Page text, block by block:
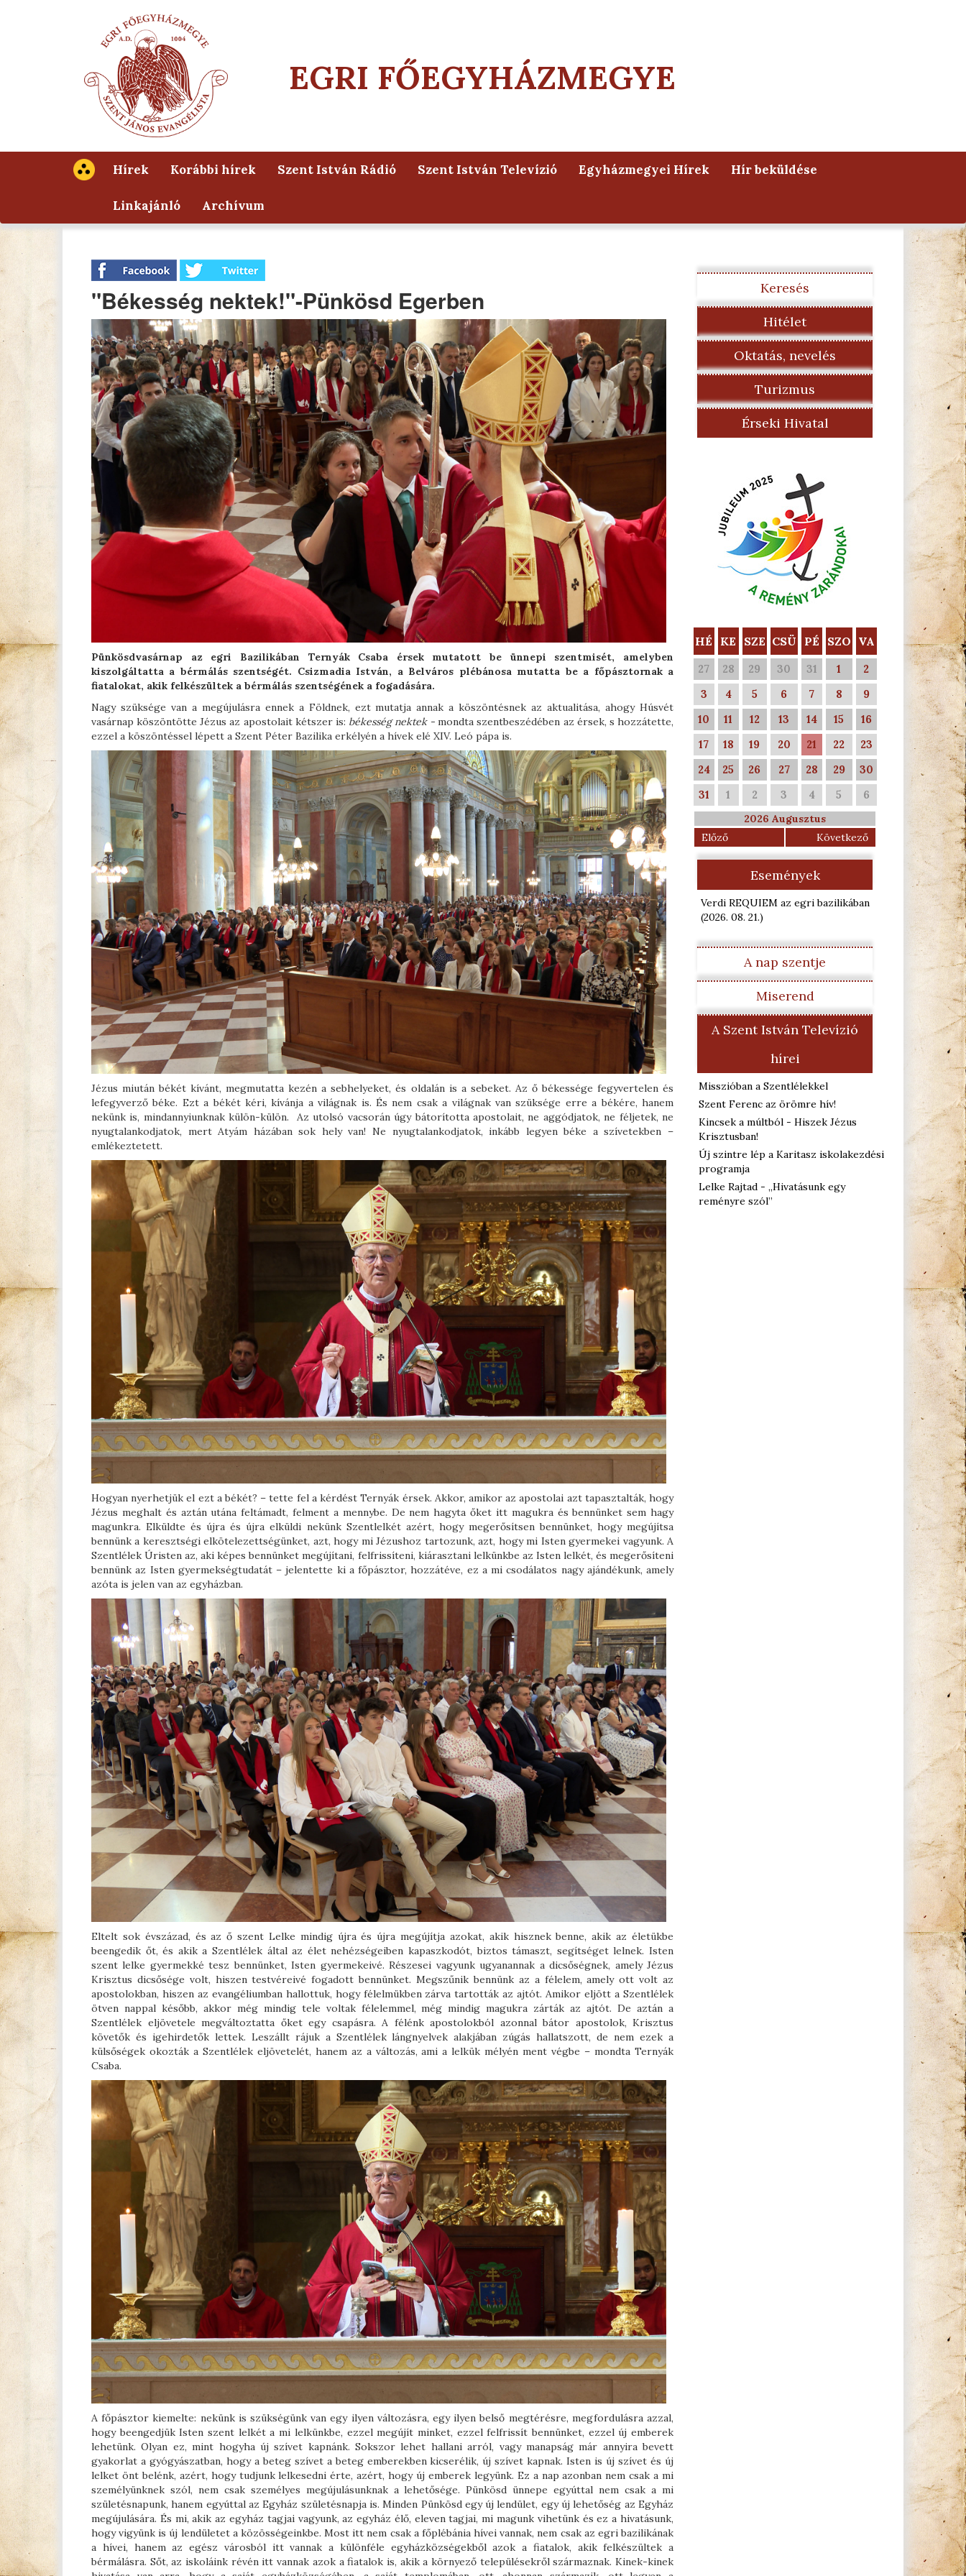
EGRI FŐEGYHÁZMEGYE
Hírek Korábbi hírek Szent István Rádió Szent István Televízió Egyházmegyei Hírek Hír beküldése
Linkajánló Archívum
"Békesség nektek!"-Pünkösd Egerben
Pünkösdvasárnap az egri Bazilikában Ternyák Csaba érsek mutatott be ünnepi szentmisét, amelyben
kiszolgáltatta a bérmálás szentségét. Csizmadia István, a Belváros plébánosa mutatta be a főpásztornak a
fiatalokat, akik felkészültek a bérmálás szentségének a fogadására.
Nagy szüksége van a megújulásra ennek a Földnek, ezt mutatja annak a köszöntésnek az aktualitása, ahogy Húsvét
vasárnap köszöntötte Jézus az apostolait kétszer is: békesség nektek -mondta szentbeszédében az érsek, s hozzátette,
ezzel a köszöntéssel lépett a Szent Péter Bazilika erkélyén a hívek elé XIV. Leó pápa is.
Jézus miután békét kívánt, megmutatta kezén a sebhelyeket, és oldalán is a sebeket. Az ő békessége fegyvertelen és
lefegyverző béke. Ezt a békét kéri, kívánja a világnak is. És nem csak a világnak van szüksége erre a békére, hanem
nekünk is, mindannyiunknak külön-külön. Az utolsó vacsorán úgy bátorította apostolait, ne aggódjatok, ne féljetek, ne
nyugtalankodjatok, mert Atyám házában sok hely van! Ne nyugtalankodjatok, inkább legyen béke a szívetekben –
emlékeztetett.
Hogyan nyerhetjük el ezt a békét? – tette fel a kérdést Ternyák érsek. Akkor, amikor az apostolai azt tapasztalták, hogy
Jézus meghalt és aztán utána feltámadt, felment a mennybe. De nem hagyta őket itt magukra és bennünket sem hagy
magunkra. Elküldte és újra és újra elküldi nekünk Szentlelkét azért, hogy megerősítsen bennünket, hogy megújítsa
bennünk a keresztségi elkötelezettségünket, azt, hogy mi Jézushoz tartozunk, azt, hogy mi Isten gyermekei vagyunk. A
Szentlélek Úristen az, aki képes bennünket megújítani, felfrissíteni, kiárasztani lelkünkbe az Isten lelkét, és megerősíteni
bennünk az Isten gyermekségtudatát – jelentette ki a főpásztor, hozzátéve, ez a mi csodálatos nagy ajándékunk, amely
azóta is jelen van az egyházban.
Eltelt sok évszázad, és az ő szent Lelke mindig újra és újra megújítja azokat, akik hisznek benne, akik az életükbe
beengedik őt, és akik a Szentlélek által az élet nehézségeiben kapaszkodót, biztos támaszt, segítséget lelnek. Isten
szent lelke gyermekké tesz bennünket, Isten gyermekeivé. Részesei vagyunk ugyanannak a dicsőségnek, amely Jézus
Krisztus dicsősége volt, hiszen testvéreivé fogadott bennünket. Megszűnik bennünk az a félelem, amely ott volt az
apostolokban, hiszen az evangéliumban hallottuk, hogy félelmükben zárva tartották az ajtót. Amikor eljött a Szentlélek
ötven nappal később, akkor még mindig tele voltak félelemmel, még mindig magukra zárták az ajtót. De aztán a
Szentlélek eljövetele megváltoztatta őket egy csapásra. A félénk apostolokból azonnal bátor apostolok, Krisztus
követők és igehirdetők lettek. Leszállt rájuk a Szentlélek lángnyelvek alakjában zúgás hallatszott, de nem ezek a
külsőségek okozták a Szentlélek eljövetelét, hanem az a változás, ami a lelkük mélyén ment végbe – mondta Ternyák
Csaba.
A főpásztor kiemelte: nekünk is szükségünk van egy ilyen változásra, egy ilyen belső megtérésre, megfordulásra azzal,
hogy beengedjük Isten szent lelkét a mi lelkünkbe, ezzel megújít minket, ezzel felfrissít bennünket, ezzel új emberek
lehetünk. Olyan ez, mint hogyha új szívet kapnánk. Sokszor lehet hallani arról, vagy manapság már annyira bevett
gyakorlat a gyógyászatban, hogy a beteg szívet a beteg emberekben kicserélik, új szívet kapnak. Isten is új szívet és új
lelket önt belénk, azért, hogy tudjunk lelkesedni érte, azért, hogy új emberek legyünk. Ez a nap azonban nem csak a mi
személyünknek szól, nem csak személyes megújulásunknak a lehetősége. Pünkösd ünnepe egyúttal nem csak a mi
születésnapunk, hanem egyúttal az Egyház születésnapja is. Minden Pünkösd egy új lendület, egy új lehetőség az Egyház
megújulására. És mi, akik az egyház tagjai vagyunk, az egyház élő, eleven tagjai, mi magunk vihetünk és ez a hivatásunk,
hogy vigyünk is új lendületet a közösségeinkbe. Most itt nem csak a főplébánia hívei vannak, nem csak az egri bazilikának
a hívei, hanem az egész városból itt vannak a különféle egyházközségekből azok a fiatalok, akik felkészültek a
bérmálásra. Sőt, az iskoláink révén itt vannak azok a fiatalok is, akik a környező településekről származnak. Kinek-kinek
Keresés
Hitélet
Oktatás, nevelés
Turizmus
Érseki Hivatal
HÉ KE SZE CSÜ PÉ SZO VA
27 28 29 30 31 1
2
3
4 5 6 7 8
9
10
11 12 13 14 15
16
17
18 19 20 21 22
23
24
25 26 27 28 29
30
31
1 2 3 4 5 6
2026 Augusztus
Előző
Következő
Események
Verdi REQUIEM az egri bazilikában
(2026. 08. 21.)
A nap szentje
Miserend
A Szent István Televízió
hírei
Misszióban a Szentlélekkel
Szent Ferenc az örömre hív!
Kincsek a múltból - Hiszek Jézus
Krisztusban!
Új szintre lép a Karitasz iskolakezdési
programja
Lelke Rajtad - „Hivatásunk egy
reményre szól”